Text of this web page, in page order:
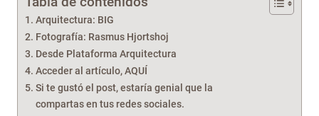
Arquitectura: BIG
Fotografía: Rasmus Hjortshoj
Desde Plataforma Arquitectura
Acceder al artículo, AQUÍ
Si te gustó el post, estaría genial que la
compartas en tus redes sociales.